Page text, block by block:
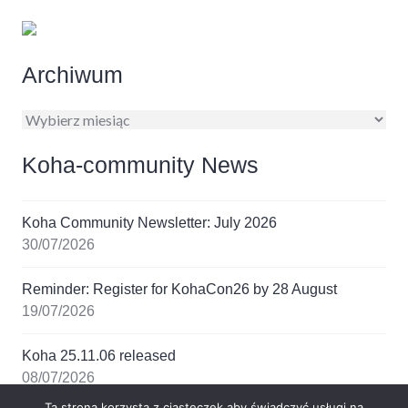
Archiwum
Archiwum
Koha-community News
Koha Community Newsletter: July 2026
30/07/2026
Reminder: Register for KohaCon26 by 28 August
19/07/2026
Koha 25.11.06 released
08/07/2026